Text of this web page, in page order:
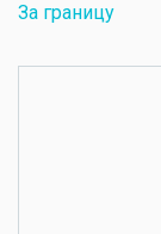
За границу